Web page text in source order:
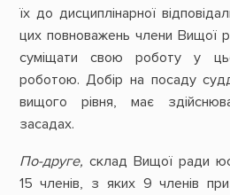
їх до дисциплінарної
цих повноважень члени Вищої
суміщати свою роботу у
роботою. Добір на посаду
вищого рівня, має
засадах.
По-друге, склад Вищої ради
15 членів, з яких 9 членів